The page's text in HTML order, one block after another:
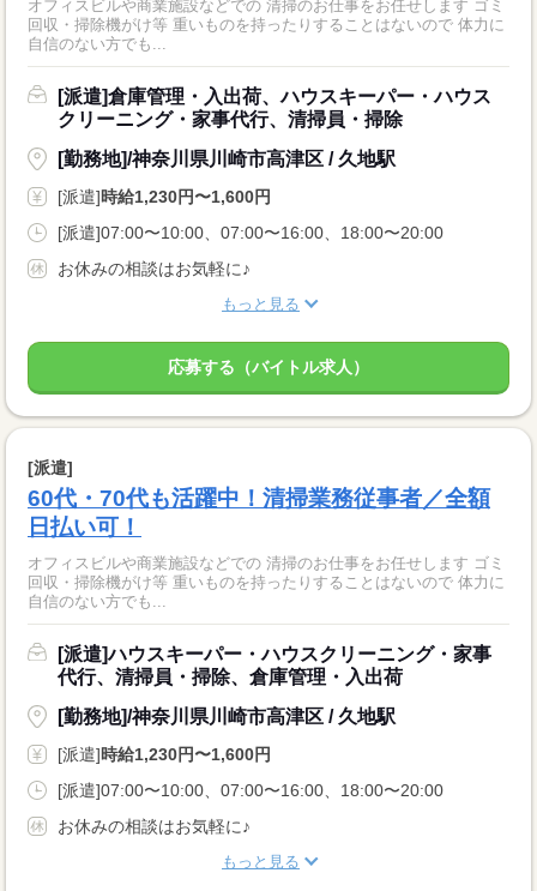
オフィスビルや商業施設などでの 清掃のお仕事をお任せします ゴミ
回収・掃除機がけ等 重いものを持ったりすることはないので 体力に
自信のない方でも...
[派遣]倉庫管理・入出荷、ハウスキーパー・ハウス
クリーニング・家事代行、清掃員・掃除
[勤務地]/神奈川県川崎市高津区 / 久地駅
[派遣]時給1,230円〜1,600円
[派遣]07:00〜10:00、07:00〜16:00、18:00〜20:00
お休みの相談はお気軽に♪
もっと見る
応募する（バイトル求人）
[派遣]
60代・70代も活躍中！清掃業務従事者／全額
日払い可！
オフィスビルや商業施設などでの 清掃のお仕事をお任せします ゴミ
回収・掃除機がけ等 重いものを持ったりすることはないので 体力に
自信のない方でも...
[派遣]ハウスキーパー・ハウスクリーニング・家事
代行、清掃員・掃除、倉庫管理・入出荷
[勤務地]/神奈川県川崎市高津区 / 久地駅
[派遣]時給1,230円〜1,600円
[派遣]07:00〜10:00、07:00〜16:00、18:00〜20:00
お休みの相談はお気軽に♪
もっと見る